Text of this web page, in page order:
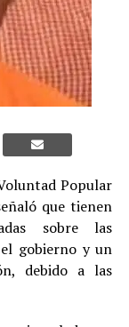
Popular
que tienen
sobre las
gobierno y un
debido a las